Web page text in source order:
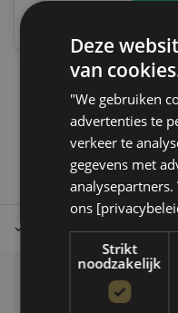
Tot 30 dagen retour
Klantenservice
Deze
van
"We gebruiken
advertenties te
verkeer te
gegevens met
ons
Strikt
noodzakelijk